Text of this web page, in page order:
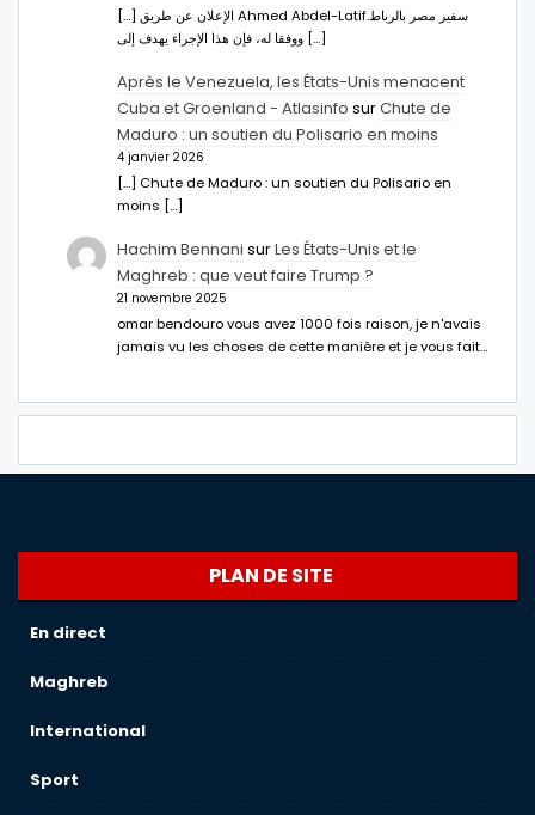
[…] الإعلان عن طريق Ahmed Abdel-Latifسفير مصر بالرباط.
ووفقا له، فإن هذا الإجراء يهدف إلى […]
Après le Venezuela, les États-Unis menacent
Cuba et Groenland - Atlasinfo surChute de
Maduro : un soutien du Polisario en moins
4 janvier 2026
[…] Chute de Maduro : un soutien du Polisario en
moins […]
Hachim Bennani surLes États-Unis et le
Maghreb : que veut faire Trump ?
21 novembre 2025
omar bendouro vous avez 1000 fois raison, je n'avais
jamais vu les choses de cette manière et je vous fait…
PLAN DE SITE
En direct
Maghreb
International
Sport